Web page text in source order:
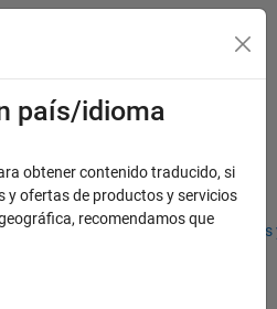
Oficinas locales
país/idioma
obtener contenido traducido, si
y ofertas de productos y servicios
recomendamos que